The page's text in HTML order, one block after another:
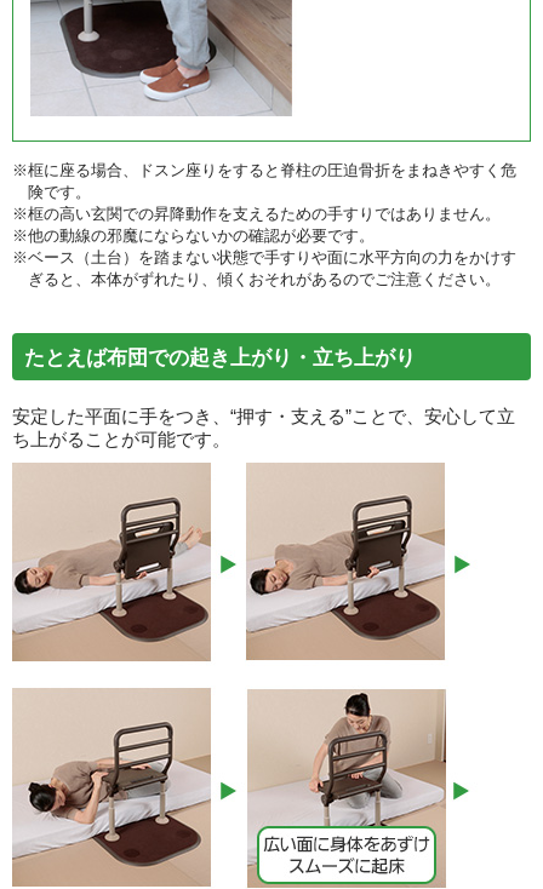
※框に座る場合、ドスン座りをすると脊柱の圧迫骨折をまねきやすく危
険です。
※框の高い玄関での昇降動作を支えるための手すりではありません。
※他の動線の邪魔にならないかの確認が必要です。
※ベース（土台）を踏まない状態で手すりや面に水平方向の力をかけす
ぎると、本体がずれたり、傾くおそれがあるのでご注意ください。
たとえば布団での起き上がり・立ち上がり
安定した平面に手をつき、“押す・支える”ことで、安心して立
ち上がることが可能です。